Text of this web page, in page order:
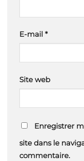
E-mail *
Site web
Enregistrer
site dans le
commentaire.